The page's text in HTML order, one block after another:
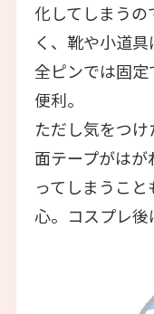
化してしまう
く、靴や小道
全ピンでは固
便利。
ただし気をつ
面テープがは
ってしまうこ
心。コスプレ後